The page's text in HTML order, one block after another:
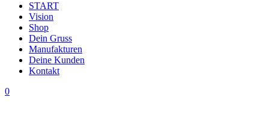
START
Vision
Shop
Dein Gruss
Manufakturen
Deine Kunden
Kontakt
0